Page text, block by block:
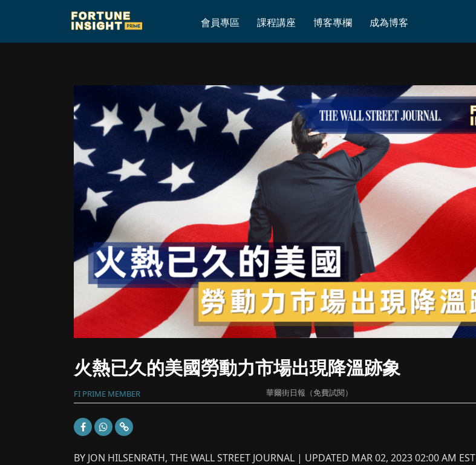
會員專區 課程講座 博客專欄 成為博客
火熱已久的美國勞動力市場出現降溫跡象
火熱已久的美國勞動力市場出現降溫跡象
FI PRIME MEMBER 華爾街日報（免費試閱）
BY JON HILSENRATH, THE WALL STREET JOURNAL | UPDATED MAR 02, 2023 02:00 AM EST